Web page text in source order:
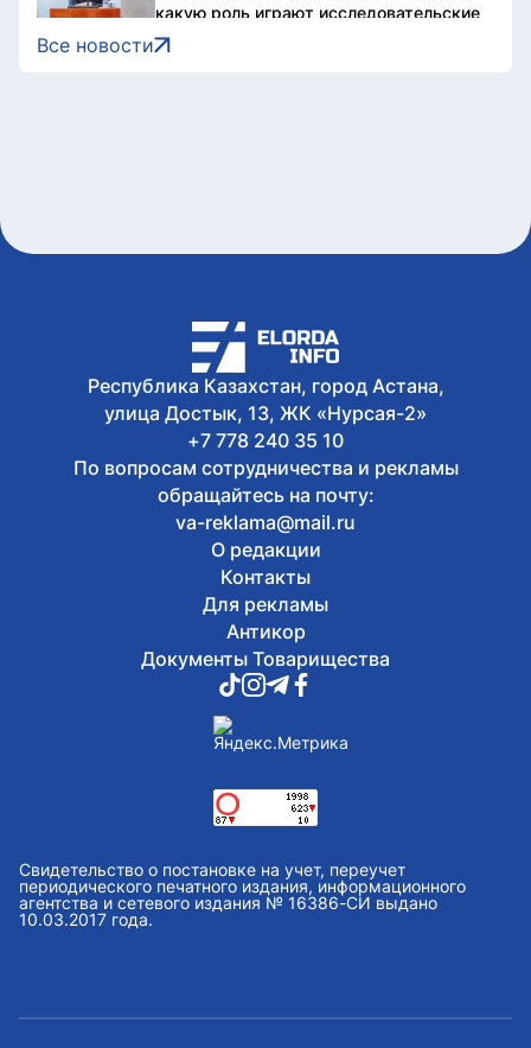
какую роль играют исследовательские
реакторы Казахстана
Сегодня, 15:51
Сегодня, 15:30
Казахстанские таеквондисты
завоевали 4 медали на турнире в
Индонезии
Все новости
Республика Казахстан, город Астана,
улица Достык, 13, ЖК «Нурсая-2»
+7 778 240 35 10
По вопросам сотрудничества и рекламы
обращайтесь на почту:
va-reklama@mail.ru
О редакции
Контакты
Для рекламы
Антикор
Документы Товарищества
Свидетельство о постановке на учет, переучет
периодического печатного издания, информационного
агентства и сетевого издания № 16386-СИ выдано
10.03.2017 года.